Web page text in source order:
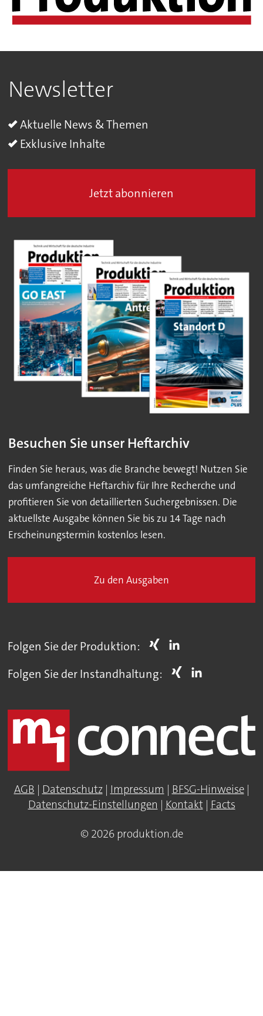
Newsletter
Aktuelle News & Themen
Exklusive Inhalte
Jetzt abonnieren
Besuchen Sie unser Heftarchiv
Finden Sie heraus, was die Branche bewegt! Nutzen Sie
das umfangreiche Heftarchiv für Ihre Recherche und
profitieren Sie von detaillierten Suchergebnissen. Die
aktuellste Ausgabe können Sie bis zu 14 Tage nach
Erscheinungstermin kostenlos lesen.
Zu den Ausgaben
Folgen Sie der Produktion:
Folgen Sie der Instandhaltung:
AGB | Datenschutz| Impressum | BFSG-Hinweise|
Datenschutz-Einstellungen | Kontakt| Facts
© 2026 produktion.de